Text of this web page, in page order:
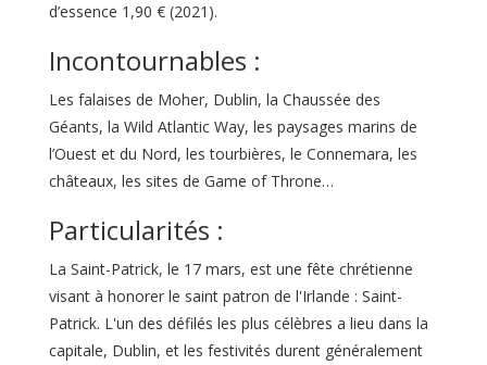
d’essence 1,90 € (2021).
Incontournables :
Les falaises de Moher, Dublin, la Chaussée des
Géants, la Wild Atlantic Way, les paysages marins de
l’Ouest et du Nord, les tourbières, le Connemara, les
châteaux, les sites de Game of Throne…
Particularités :
La Saint-Patrick, le 17 mars, est une fête chrétienne
visant à honorer le saint patron de l'Irlande : Saint-
Patrick. L'un des défilés les plus célèbres a lieu dans la
capitale, Dublin, et les festivités durent généralement